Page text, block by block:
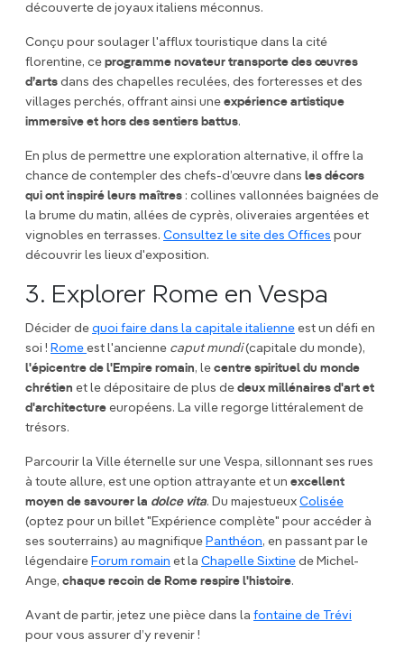
découverte de joyaux italiens méconnus.
Conçu pour soulager l'afflux touristique dans la cité
florentine, ce programme novateur transporte des œuvres
d’arts dans des chapelles reculées, des forteresses et des
villages perchés, offrant ainsi une expérience artistique
immersive et hors des sentiers battus.
En plus de permettre une exploration alternative, il offre la
chance de contempler des chefs-d’œuvre dans les décors
qui ont inspiré leurs maîtres : collines vallonnées baignées de
la brume du matin, allées de cyprès, oliveraies argentées et
vignobles en terrasses. Consultez le site des Offices pour
découvrir les lieux d'exposition.
3. Explorer Rome en Vespa
Décider de quoi faire dans la capitale italienne est un défi en
soi ! Rome est l'ancienne caput mundi(capitale du monde),
l'épicentre de l'Empire romain, le centre spirituel du monde
chrétien et le dépositaire de plus de deux millénaires d'art et
d'architecture européens. La ville regorge littéralement de
trésors.
Parcourir la Ville éternelle sur une Vespa, sillonnant ses rues
à toute allure, est une option attrayante et un excellent
moyen de savourer la dolce vita. Du majestueux Colisée
(optez pour un billet "Expérience complète" pour accéder à
ses souterrains) au magnifique Panthéon, en passant par le
légendaire Forum romain et la Chapelle Sixtine de Michel-
Ange, chaque recoin de Rome respire l'histoire.
Avant de partir, jetez une pièce dans la fontaine de Trévi
pour vous assurer d’y revenir !